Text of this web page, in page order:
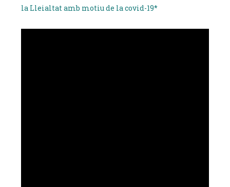
la Lleialtat amb motiu de la covid-19*